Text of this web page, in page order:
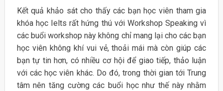
Kết quả khảo sát cho thấy các bạn học viên tham gia
khóa học Ielts rất hứng thú với Workshop Speaking vì
các buổi workshop này không chỉ mang lại cho các bạn
học viên không khí vui vẻ, thoải mái mà còn giúp các
bạn tự tin hơn, có nhiều cơ hội để giao tiếp, thảo luận
với các học viên khác. Do đó, trong thời gian tới Trung
tâm nên tăng cường các buổi học như thế này nhằm